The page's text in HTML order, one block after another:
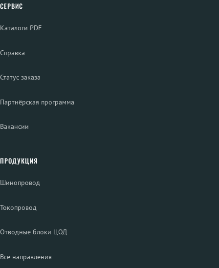
СЕРВИС
Каталоги PDF
Справка
Статус заказа
Партнёрская программа
Вакансии
ПРОДУКЦИЯ
Шинопровод
Токопровод
Отводные блоки ЦОД
Все направления